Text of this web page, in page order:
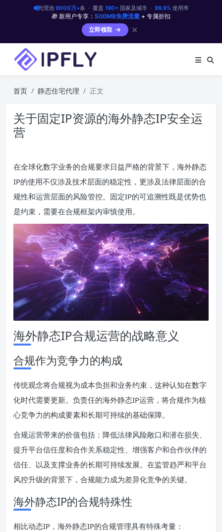
代理池 9000万+条 · 覆盖 190+国家及城市 · 99.9%使用率
🎁 新用户专享： 500MB免费流量 + 专属折扣
立即领取
✕
首页 静态住宅代理 正文
关于固定IP资源的海外静态IP安全运
营
在全球化数字业务的合规要求日益严格的背景下，海外静态
IP的使用不仅涉及技术层面的稳定性，更涉及法律层面的合
规性和运营层面的风险管控。固定IP的可追溯性既是优势也
是约束，需要在合规框架内审慎使用。
海外静态IP合规运营的战略意义
合规作为竞争力的构成
传统观念将合规视为成本负担和业务约束，这种认知在数字
化时代需要更新。负责任的海外静态IP运营，将合规作为核
心竞争力的构成要素和长期可持续的基础保障。
合规运营带来的价值包括：降低法律风险敞口和潜在损失、
提升平台信任度和合作关系稳定性、增强客户和合作伙伴的
信任、以及支撑业务的长期可持续发展。在监管趋严和平台
风控升级的背景下，合规能力成为差异化竞争的关键。
海外静态IP的合规特殊性
相比动态IP，海外静态IP的合规管理具有特殊考量：